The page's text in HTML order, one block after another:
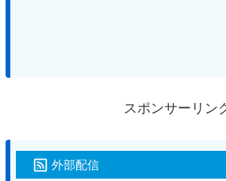
スポンサーリン
外部配信